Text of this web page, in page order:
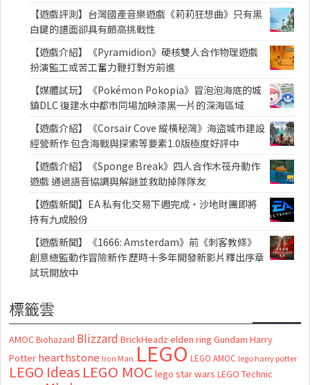
【遊戲評測】台灣國產音樂遊戲《莉莉狂想曲》只有黑
白鍵的譜面卻具有頗高挑戰性
【遊戲介紹】《Pyramidion》硬核雙人合作物理遊戲
扮演監工或苦工奮力鞭打對方前進
【媒體試玩】《Pokémon Pokopia》冒泡泡海底的城
鎮DLC 復建水中都市同場加映漆黑一片的深海區域
【遊戲介紹】《Corsair Cove 縱橫秘灣》海盜城市建設
經營新作 包含海戰與探索等要素1.0版極度好評中
【遊戲介紹】《Sponge Break》四人合作木筏舟動作
遊戲 通過語音協調與解謎並救助掉隊隊友
【遊戲新聞】EA 私有化交易下週完成・沙地財團即將
持有九成股份
【遊戲新聞】《1666: Amsterdam》前《刺客教條》
創意總監動作冒險新作 歷時十多年開發新影片釋出序章
試玩開放中
標籤雲
AMOC Biohazard Blizzard BrickHeadz elden ring Gundam Harry
Potter hearthstone Iron Man LEGO LEGO AMOC lego harry potter
LEGO Ideas LEGO MOC lego star wars LEGO Technic